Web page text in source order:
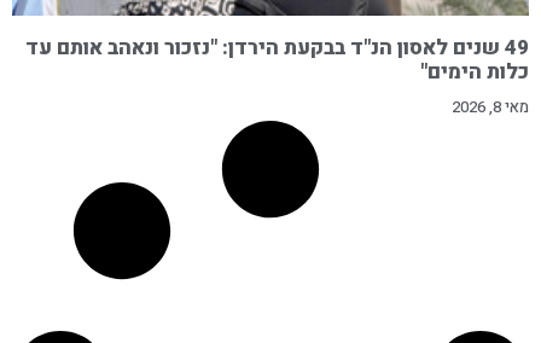
49 שנים לאסון הנ"ד בבקעת הירדן: "נזכור ונאהב אותם עד
כלות הימים"
מאי 8, 2026